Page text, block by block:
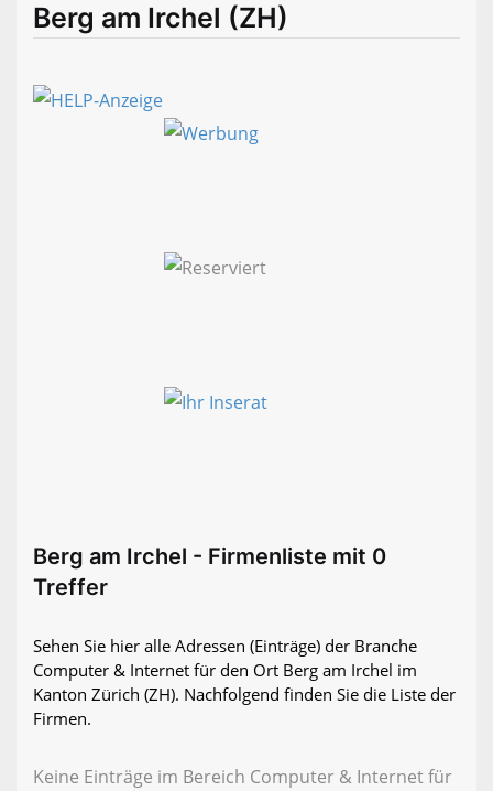
Berg am Irchel (ZH)
Berg am Irchel - Firmenliste mit 0
Treffer
Sehen Sie hier alle Adressen (Einträge) der Branche
Computer & Internet für den Ort Berg am Irchel im
Kanton Zürich (ZH). Nachfolgend finden Sie die Liste der
Firmen.
Keine Einträge im Bereich Computer & Internet für